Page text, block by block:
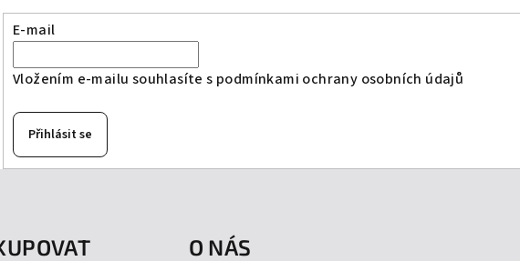
E-mail
Vložením e-mailu souhlasíte s podmínkami ochrany osobních údajů
Přihlásit se
O NÁS